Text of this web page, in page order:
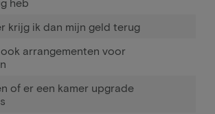
krijg ik dan mijn geld terug
arrangementen voor
of er een kamer upgrade